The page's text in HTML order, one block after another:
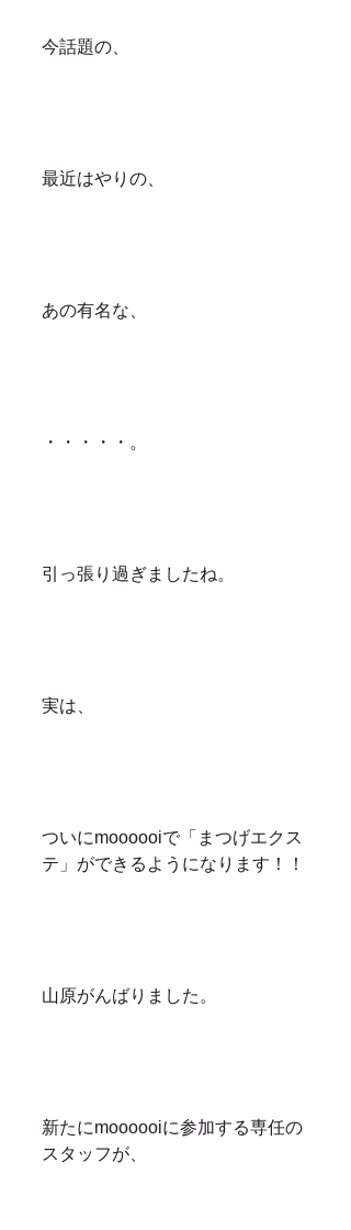
今話題の、
最近はやりの、
あの有名な、
・・・・・。
引っ張り過ぎましたね。
実は、
ついにmoooooiで「まつげエクス
テ」ができるようになります！！
山原がんばりました。
新たにmoooooiに参加する専任の
スタッフが、